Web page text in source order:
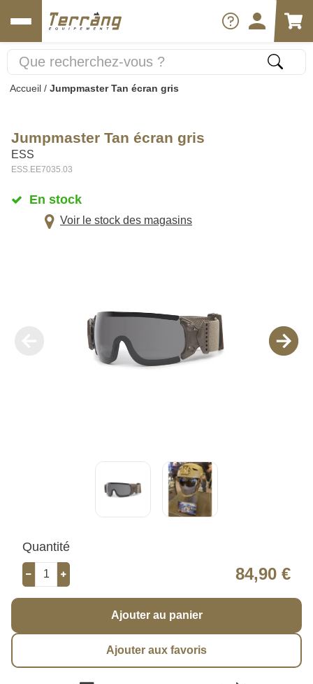
Accueil / Jumpmaster Tan écran gris
Jumpmaster Tan écran gris
ESS
ESS.EE7035.03
En stock
Voir le stock des magasins
Quantité
84,90 €
Ajouter au panier
Ajouter aux favoris